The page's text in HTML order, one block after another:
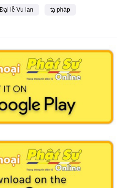
Đại lễ Vu lan tạ pháp